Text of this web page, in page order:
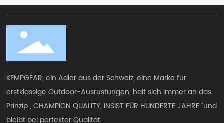
KEMPGEAR, ein Adler aus der Schweiz, eine Marke für
erstklassige Outdoor-Ausrüstungen, hält sich immer an das
Prinzip „ CHAMPION QUALITY, INSIST FÜR HUNDERTE JAHRE “und
bleibt bei perfekter Qualität.